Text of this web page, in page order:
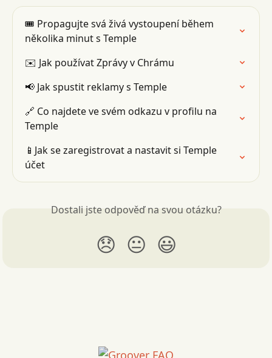
🎟 Propagujte svá živá vystoupení během
několika minut s Temple
✉️ Jak používat Zprávy v Chrámu
📢 Jak spustit reklamy s Temple
🔗 Co najdete ve svém odkazu v profilu na
Temple
📱Jak se zaregistrovat a nastavit si Temple
účet
Dostali jste odpověď na svou otázku?
😞 😐 😃